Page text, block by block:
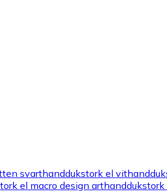
svarthanddukstork el vit
el macro design art